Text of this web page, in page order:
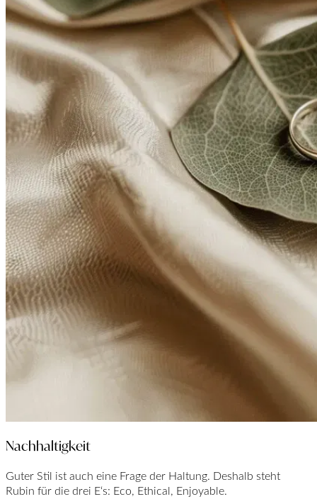
Nachhaltigkeit
Guter Stil ist auch eine Frage der Haltung. Deshalb steht
Rubin für die drei E‘s: Eco, Ethical, Enjoyable.